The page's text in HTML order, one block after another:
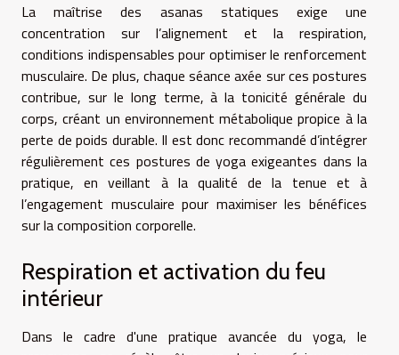
La maîtrise des asanas statiques exige une
concentration sur l’alignement et la respiration,
conditions indispensables pour optimiser le renforcement
musculaire. De plus, chaque séance axée sur ces postures
contribue, sur le long terme, à la tonicité générale du
corps, créant un environnement métabolique propice à la
perte de poids durable. Il est donc recommandé d’intégrer
régulièrement ces postures de yoga exigeantes dans la
pratique, en veillant à la qualité de la tenue et à
l’engagement musculaire pour maximiser les bénéfices
sur la composition corporelle.
Respiration et activation du feu
intérieur
Dans le cadre d'une pratique avancée du yoga, le